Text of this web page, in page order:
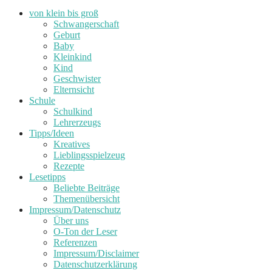
von klein bis groß
Schwangerschaft
Geburt
Baby
Kleinkind
Kind
Geschwister
Elternsicht
Schule
Schulkind
Lehrerzeugs
Tipps/Ideen
Kreatives
Lieblingsspielzeug
Rezepte
Lesetipps
Beliebte Beiträge
Themenübersicht
Impressum/Datenschutz
Über uns
O-Ton der Leser
Referenzen
Impressum/Disclaimer
Datenschutzerklärung